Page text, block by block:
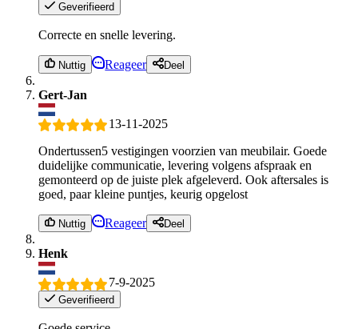
Geverifieerd
Correcte en snelle levering.
Nuttig Reageer Deel
Gert-Jan
13-11-2025
Ondertussen5 vestigingen voorzien van meubilair. Goede
duidelijke communicatie, levering volgens afspraak en
gemonteerd op de juiste plek afgeleverd. Ook aftersales is
goed, paar kleine puntjes, keurig opgelost
Nuttig Reageer Deel
Henk
7-9-2025
Geverifieerd